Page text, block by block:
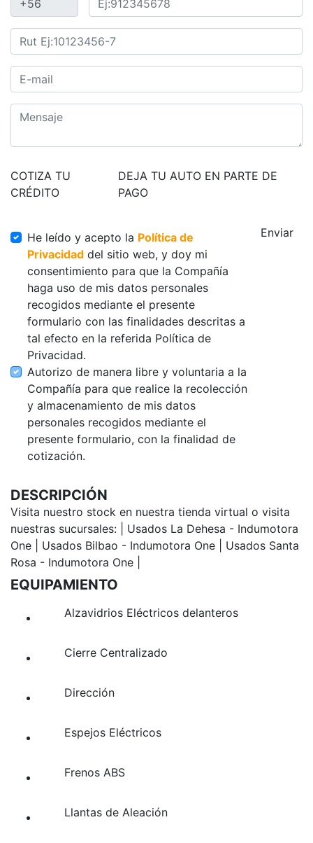
COTIZA TU
CRÉDITO
DEJA TU AUTO EN PARTE DE
PAGO
Enviar
He leído y acepto la Política de
Privacidad del sitio web, y doy mi
consentimiento para que la Compañía
haga uso de mis datos personales
recogidos mediante el presente
formulario con las finalidades descritas a
tal efecto en la referida Política de
Privacidad.
Autorizo de manera libre y voluntaria a la
Compañía para que realice la recolección
y almacenamiento de mis datos
personales recogidos mediante el
presente formulario, con la finalidad de
cotización.
DESCRIPCIÓN
Visita nuestro stock en nuestra tienda virtual o visita
nuestras sucursales: | Usados La Dehesa - Indumotora
One | Usados Bilbao - Indumotora One | Usados Santa
Rosa - Indumotora One |
EQUIPAMIENTO
Alzavidrios Eléctricos delanteros
Cierre Centralizado
Dirección
Espejos Eléctricos
Frenos ABS
Llantas de Aleación